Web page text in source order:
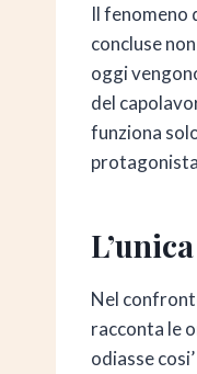
Il fenomeno
concluse
oggi
del
funziona
Nel
racconta le
odiasse